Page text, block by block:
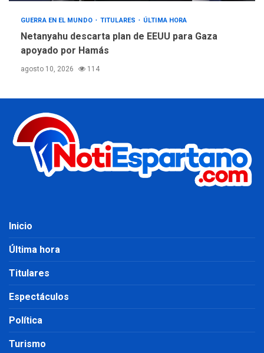
GUERRA EN EL MUNDO TITULARES ÚLTIMA HORA
Netanyahu descarta plan de EEUU para Gaza
apoyado por Hamás
agosto 10, 2026 114
Inicio
Última hora
Titulares
Espectáculos
Política
Turismo